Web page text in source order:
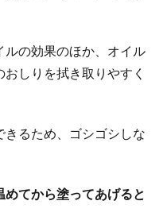
の効果のほか、オイル
しりを拭き取りやすく
るため、ゴシゴシしな
てから塗ってあげると